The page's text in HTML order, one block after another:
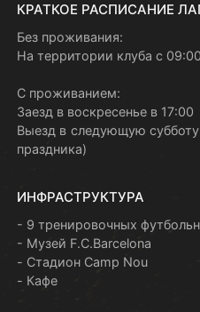
КРАТКОЕ РАСПИСАНИЕ
Без проживания:
На территории клуба с
С проживанием:
Заезд в воскресенье в 17:00
Выезд в следующую
праздника)
ИНФРАСТРУКТУРА
- 9 тренировочных
- Музей F.C.Barcelona
- Стадион Camp Nou
- Кафе